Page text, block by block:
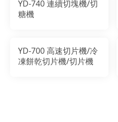
YD-740 連續切塊機/切
糖機
YD-700 高速切片機/冷
凍餅乾切片機/切片機